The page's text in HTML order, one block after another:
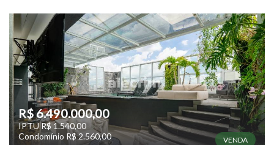
R$ 6.490.000,00
IPTU R$ 1.540,00
Condomínio R$ 2.560,00
VENDA